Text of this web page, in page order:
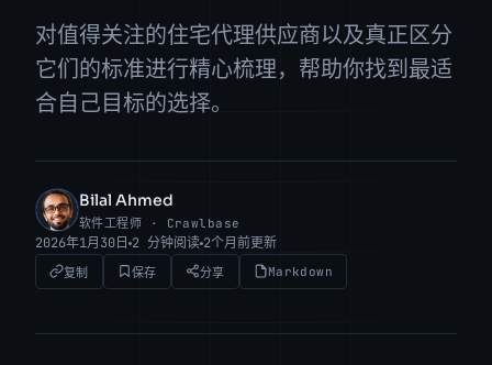
对值得关注的住宅代理供应商以及真正区分
它们的标准进行精心梳理，帮助你找到最适
合自己目标的选择。
BA
Bilal Ahmed
软件工程师 · Crawlbase
2026年1月30日 2 分钟阅读 2个月前更新
复制 保存 分享 Markdown